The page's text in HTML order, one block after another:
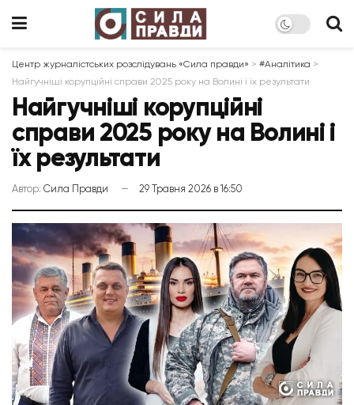
Центр журналістських розслідувань «Сила правди» > #Аналітика >
Найгучніші корупційні справи 2025 року на Волині і їх результати
Найгучніші корупційні
справи 2025 року на Волині і
їх результати
Автор: Сила Правди 29 Травня 2026 в 16:50